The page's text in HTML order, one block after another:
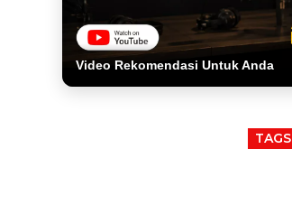
Video Rekomendasi Untuk Anda
TAGS